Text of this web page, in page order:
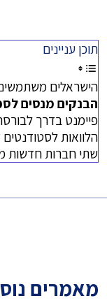
תוכן עניינים
הישראלים
הבנקים מנסים
פיימנט בדרך
הלוואות
שתי חברות חדשות
מאמרים